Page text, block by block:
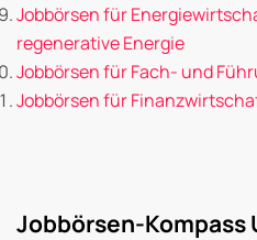
Jobbörsen für
regenerative Energie
Jobbörsen für Fach- und
Jobbörsen für
Jobbörsen-Kompass